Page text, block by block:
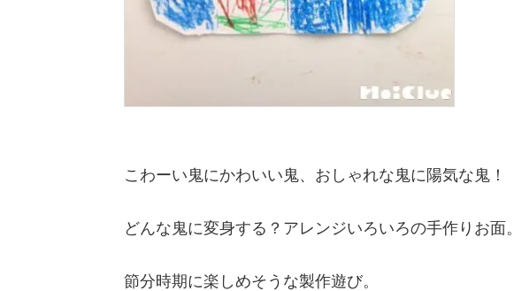
こわーい鬼にかわいい鬼、おしゃれな鬼に陽気な鬼！
どんな鬼に変身する？アレンジいろいろの手作りお面。
節分時期に楽しめそうな製作遊び。